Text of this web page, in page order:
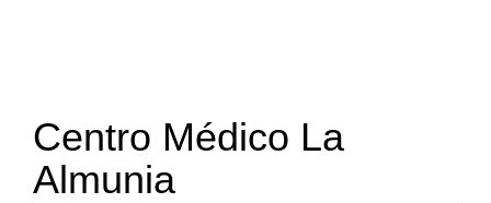
Centro Médico La
Almunia